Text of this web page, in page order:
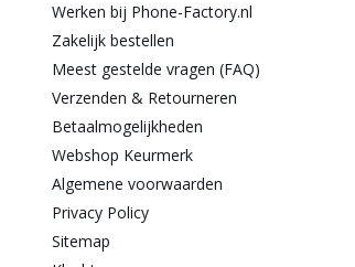
Werken bij Phone-Factory.nl
Zakelijk bestellen
Meest gestelde vragen (FAQ)
Verzenden & Retourneren
Betaalmogelijkheden
Webshop Keurmerk
Algemene voorwaarden
Privacy Policy
Sitemap